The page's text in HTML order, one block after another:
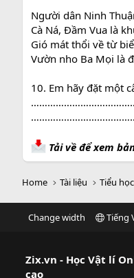
Người dân Ninh
Cà Ná, Đầm Vua là
Gió mát thổi về từ
Vườn nho Ba Mọi là
10. Em hãy đặt một
Tải về để xem
Home Tài liệu Tiểu
Change width Tiếng
Zix.vn - Học Vật lí
cao